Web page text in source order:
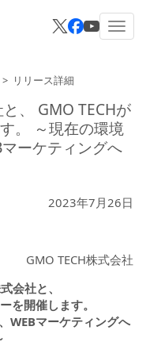
リリース詳細
、 GMO TECHが
。 ～現在の環境
ーケティングへ
2023年7月26日
GMO TECH株式会社
会社と、
を開催します。
WEBマーケティングへ